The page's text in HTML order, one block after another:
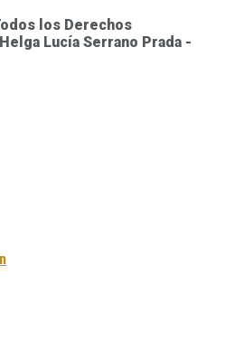
los Derechos
Lucía Serrano Prada -